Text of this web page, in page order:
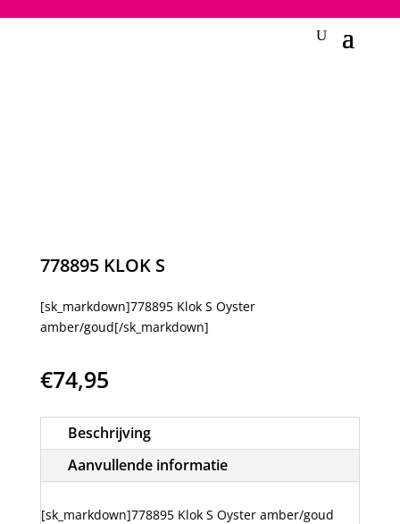
778895 KLOK S
[sk_markdown]778895 Klok S Oyster
amber/goud[/sk_markdown]
€74,95
Beschrijving
Aanvullende informatie
[sk_markdown]778895 Klok S Oyster amber/goud